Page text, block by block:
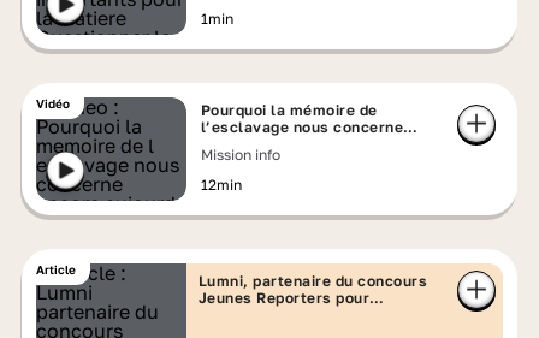
1min
Vidéo
Pourquoi la mémoire de
l’esclavage nous concerne
Mission info
12min
Article
Lumni, partenaire du concours
Jeunes Reporters pour